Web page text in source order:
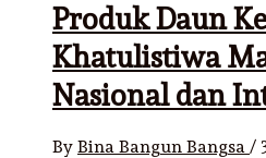
Produk Daun
Khatulistiwa
Nasional dan
By Bina Bangun Bangsa /